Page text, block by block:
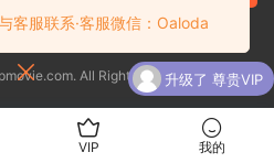
到后会尽快回复！
All Rights Reserved
VIP 我的
客服联系·客服微信：Oaloda
升级了 尊贵VIP
升级了 尊贵VIP